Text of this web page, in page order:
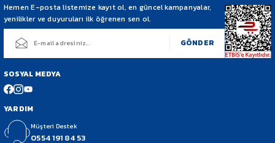
Hemen E-posta listemize kayıt ol, en güncel kampanyalar,
yenilikler ve duyuruları ilk öğrenen sen ol.
GÖNDER
SOSYAL MEDYA
YARDIM
Müşteri Destek
0554 191 84 53